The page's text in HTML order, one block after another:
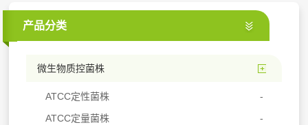
产品分类
微生物质控菌株
ATCC定性菌株
ATCC定量菌株